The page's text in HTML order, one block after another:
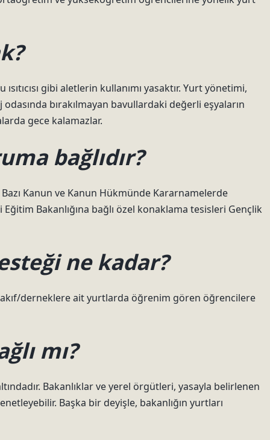
gibi aletlerin kullanımı yasaktır. Yurt yönetimi,
bırakılmayan bavullardaki değerli eşyaların
gece kalamazlar.
bağlıdır?
Kanun ve Kanun Hükmünde Kararnamelerde
Eğitim Bakanlığına bağlı özel konaklama tesisleri Gençlik
ne kadar?
derneklere ait yurtlarda öğrenim gören öğrencilere
mı?
Bakanlıklar ve yerel örgütleri, yasayla belirlenen
Başka bir deyişle, bakanlığın yurtları